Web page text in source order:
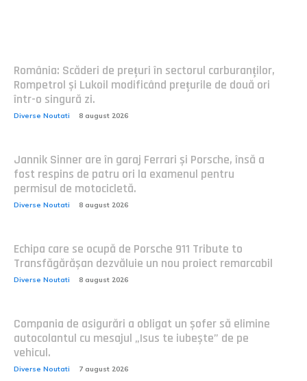
România: Scăderi de prețuri în sectorul carburanților,
Rompetrol și Lukoil modificând prețurile de două ori
într-o singură zi.
Diverse Noutati 8 august 2026
Jannik Sinner are în garaj Ferrari și Porsche, însă a
fost respins de patru ori la examenul pentru
permisul de motocicletă.
Diverse Noutati 8 august 2026
Echipa care se ocupă de Porsche 911 Tribute to
Transfăgărășan dezvăluie un nou proiect remarcabil
Diverse Noutati 8 august 2026
Compania de asigurări a obligat un șofer să elimine
autocolantul cu mesajul „Isus te iubește” de pe
vehicul.
Diverse Noutati 7 august 2026